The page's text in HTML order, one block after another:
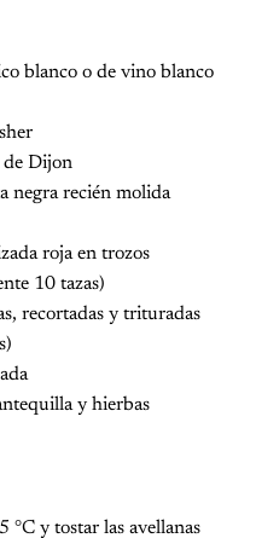
blanco o de vino blanco
de Dijon
negra recién molida
roja en trozos
10 tazas)
recortadas y trituradas
y hierbas
°C y tostar las avellanas